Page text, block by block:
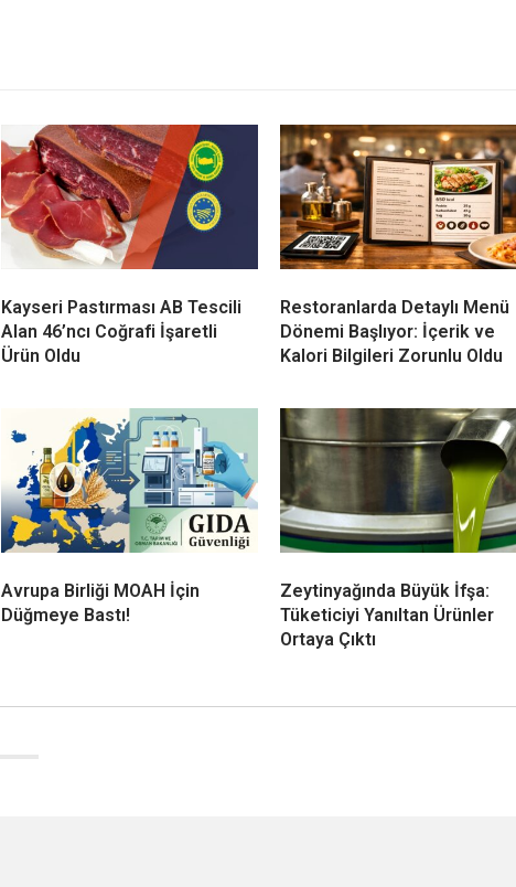
Kayseri Pastırması AB Tescili
Alan 46’ncı Coğrafi İşaretli
Ürün Oldu
Restoranlarda Detaylı Menü
Dönemi Başlıyor: İçerik ve
Kalori Bilgileri Zorunlu Oldu
Avrupa Birliği MOAH İçin
Düğmeye Bastı!
Zeytinyağında Büyük İfşa:
Tüketiciyi Yanıltan Ürünler
Ortaya Çıktı